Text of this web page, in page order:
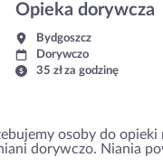
Opieka dorywcza
Bydgoszcz
Dorywczo
35 zł za godzinę
osoby do
dorywczo. Niania